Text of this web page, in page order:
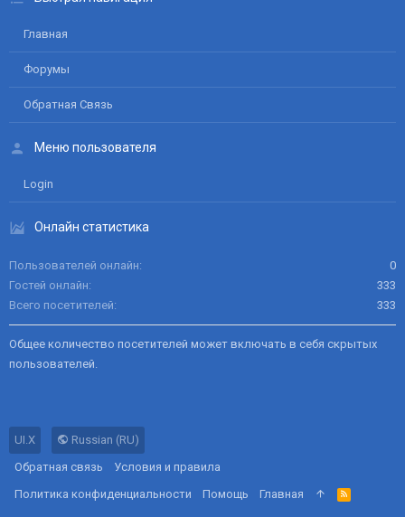
Главная
Форумы
Обратная Связь
Меню пользователя
Login
Онлайн статистика
Пользователей онлайн
0
Гостей онлайн
333
Всего посетителей
333
Общее количество посетителей может включать в себя скрытых
пользователей.
UI.X
Russian (RU)
Обратная связь
Условия и правила
Политика конфиденциальности
Помощь Главная
R
S